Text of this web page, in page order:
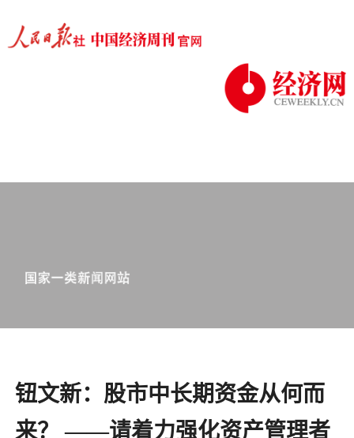
钮文新：股市中长期资金从何而
来？ ——请着力强化资产管理者